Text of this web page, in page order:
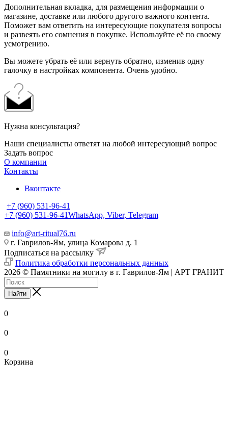
Дополнительная вкладка, для размещения информации о
магазине, доставке или любого другого важного контента.
Поможет вам ответить на интересующие покупателя вопросы
и развеять его сомнения в покупке. Используйте её по своему
усмотрению.
Вы можете убрать её или вернуть обратно, изменив одну
галочку в настройках компонента. Очень удобно.
Нужна консультация?
Наши специалисты ответят на любой интересующий вопрос
Задать вопрос
О компании
Контакты
Вконтакте
+7 (960) 531-96-41
+7 (960) 531-96-41WhatsApp, Viber, Telegram
info@art-ritual76.ru
г. Гаврилов-Ям, улица Комарова д. 1
Подписаться на рассылку
Политика обработки персональных данных
2026 © Памятники на могилу в г. Гаврилов-Ям | АРТ ГРАНИТ
Найти
0
0
0
Корзина